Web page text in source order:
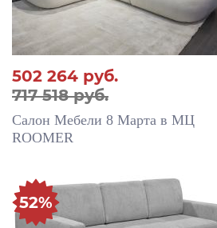
502 264 руб.
717 518 руб.
Салон Мебели 8 Марта в МЦ
ROOMER
52%